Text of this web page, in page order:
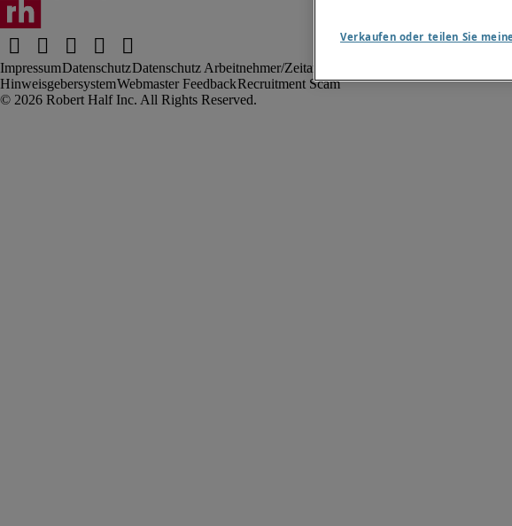
ImpressumDatenschutzDatenschutz Arbeitnehmer/Zeitarbeitskräfte
HinweisgebersystemWebmaster FeedbackRecruitment Scam
Verkaufen oder teilen Sie